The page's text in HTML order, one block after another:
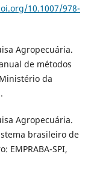
10.1007/978-
Agropecuária.
de métodos
da
Agropecuária.
brasileiro de
EMPRABA-SPI,